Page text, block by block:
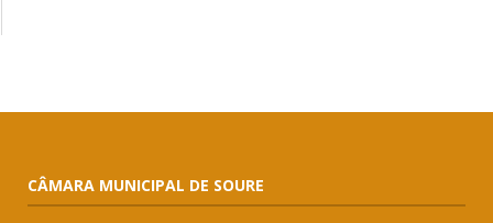
CÂMARA MUNICIPAL DE SOURE